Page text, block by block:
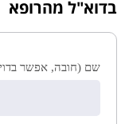
בדוא"ל מהרופא
שם (חובה, אפשר